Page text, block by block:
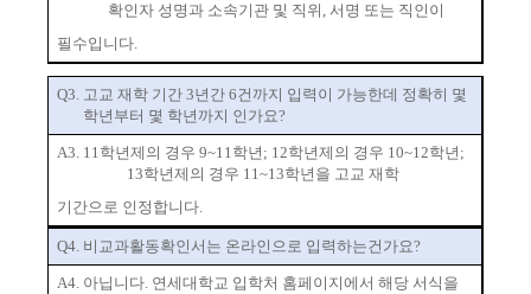
확인자 성명과 소속기관 및 직위 , 서명 또는 직인이
필수입니다.
Q3. 고교 재학 기간 3년간 6건까지 입력이 가능한데 정확히 몇
학년부터 몇 학년까지 인가요?
A3. 11학년제의 경우 9~11학년 ; 12학년제의 경우 10~12학년 ;
13학년제의 경우 11~13학년을 고교 재학
기간으로 인정합니다.
Q4. 비교과활동확인서는 온라인으로 입력하는건가요?
A4. 아닙니다. 연세대학교 입학처 홈페이지에서 해당 서식을